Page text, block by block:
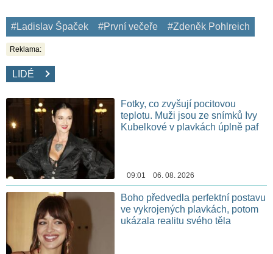
#Ladislav Špaček #První večeře #Zdeněk Pohlreich
Reklama:
LIDÉ
Fotky, co zvyšují pocitovou
teplotu. Muži jsou ze snímků Ivy
Kubelkové v plavkách úplně paf
09:01 06. 08. 2026
Boho předvedla perfektní postavu
ve vykrojených plavkách, potom
ukázala realitu svého těla